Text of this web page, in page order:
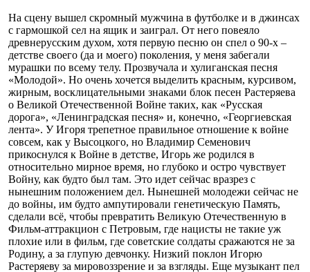
На сцену вышел скромный мужчина в футболке и в джинсах
с гармошкой сел на ящик и заиграл. От него повеяло
древнерусским духом, хотя первую песню он спел о 90-х –
детстве своего (да и моего) поколения, у меня забегали
мурашки по всему телу. Прозвучала и хулиганская песня
«Молодой». Но очень хочется выделить красным, курсивом,
жирным, восклицательными знаками блок песен Растеряева
о Великой Отечественной Войне таких, как «Русская
дорога», «Ленинградская песня» и, конечно, «Георгиевская
лента». У Игоря трепетное правильное отношение к войне
совсем, как у Высоцкого, но Владимир Семенович
прикоснулся к Войне в детстве, Игорь же родился в
относительно мирное время, но глубоко и остро чувствует
Войну, как будто был там. Это идет сейчас вразрез с
нынешним положением дел. Нынешней молодежи сейчас не
до войны, им будто ампутировали генетическую Память,
сделали всё, чтобы превратить Великую Отечественную в
Фильм-аттракцион с Петровым, где нацисты не такие уж
плохие или в фильм, где советские солдаты сражаются не за
Родину, а за глупую девчонку. Низкий поклон Игорю
Растеряеву за мировоззрение и за взгляды. Еще музыкант пел